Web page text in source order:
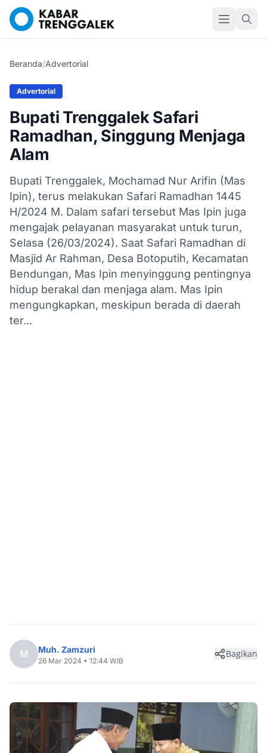
Beranda/Advertorial
Advertorial
Bupati Trenggalek Safari
Ramadhan, Singgung Menjaga
Alam
Bupati Trenggalek, Mochamad Nur Arifin (Mas
Ipin), terus melakukan Safari Ramadhan 1445
H/2024 M. Dalam safari tersebut Mas Ipin juga
mengajak pelayanan masyarakat untuk turun,
Selasa (26/03/2024). Saat Safari Ramadhan di
Masjid Ar Rahman, Desa Botoputih, Kecamatan
Bendungan, Mas Ipin menyinggung pentingnya
hidup berakal dan menjaga alam. Mas Ipin
mengungkapkan, meskipun berada di daerah
ter...
M Muh. Zamzuri
26 Mar 2024 • 12:44 WIB
Bagikan